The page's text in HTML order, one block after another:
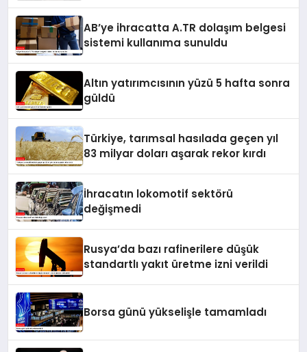
AB’ye ihracatta A.TR dolaşım belgesi
sistemi kullanıma sunuldu
Altın yatırımcısının yüzü 5 hafta sonra
güldü
Türkiye, tarımsal hasılada geçen yıl
83 milyar doları aşarak rekor kırdı
İhracatın lokomotif sektörü
değişmedi
Rusya’da bazı rafinerilere düşük
standartlı yakıt üretme izni verildi
Borsa günü yükselişle tamamladı